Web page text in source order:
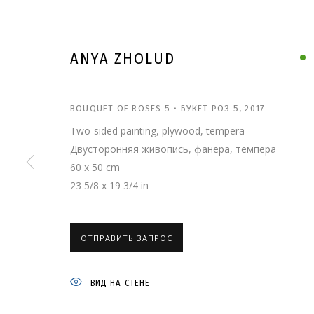
АНЯ ЖЁЛУДЬ
ANYA ZHOLUD
BOUQUET OF ROSES 5 • БУКЕТ РОЗ 5,2017
Two-sided painting, plywood, tempera
Двусторонняя живопись, фанера, темпера
60 x 50 cm
23 5/8 x 19 3/4 in
ОТПРАВИТЬ ЗАПРОС
ВИД НА СТЕНЕ